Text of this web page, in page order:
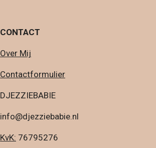
CONTACT
Over Mij
Contactformulier
DJEZZIEBABIE
info@djezziebabie.nl
KvK: 76795276